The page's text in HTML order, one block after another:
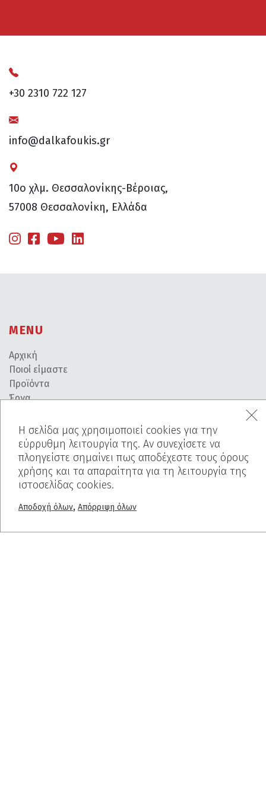
+30 2310 722 127
info@dalkafoukis.gr
10ο χλμ. Θεσσαλονίκης-Βέροιας,
57008 Θεσσαλονίκη, Ελλάδα
MENU
Αρχική
Ποιοί είμαστε
Προϊόντα
Έργα
Χρωματολόγιο
Blog
PROJECTS
Ελαφρόπετρα
Breath Inn
Interior
Η σελίδα μας χρησιμοποιεί cookies για την
εύρρυθμη λειτουργία της. Αν συνεχίσετε να
πλοηγείστε σημαίνει πως αποδέχεστε τους όρους
χρήσης και τα απαραίτητα για τη λειτουργία της
ιστοσελίδας cookies.
Αποδοχή όλων, Απόρριψη όλων